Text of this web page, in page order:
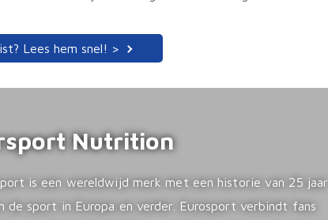
Lees hem snel! >
Nutrition
is een wereldwijd merk met een historie van 25 jaar
de sport in Europa en verder. Eurosport verbindt fans